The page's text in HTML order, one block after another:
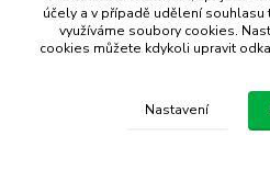
Upravit sběr
účely a v případě udělení
využíváme soubory cookies.
cookies můžete kdykoli upravit
Nastavení